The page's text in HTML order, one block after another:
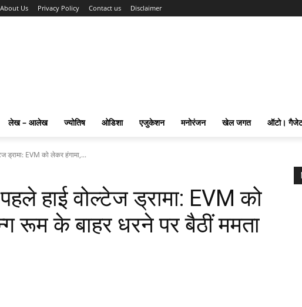
About Us Privacy Policy Contact us Disclaimer
लेख – आलेख ज्योतिष ओडिशा एजुकेशन मनोरंजन खेल जगत ऑटो।
ड्रामा: EVM को लेकर हंगामा,...
हाई वोल्टेज ड्रामा: EVM को
रूम के बाहर धरने पर बैठीं ममता